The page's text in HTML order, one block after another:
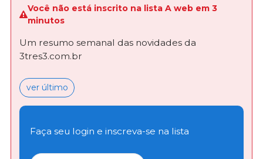
Você não está inscrito na lista A web em 3
minutos
Um resumo semanal das novidades da
3tres3.com.br
ver último
Faça seu login e inscreva-se na lista